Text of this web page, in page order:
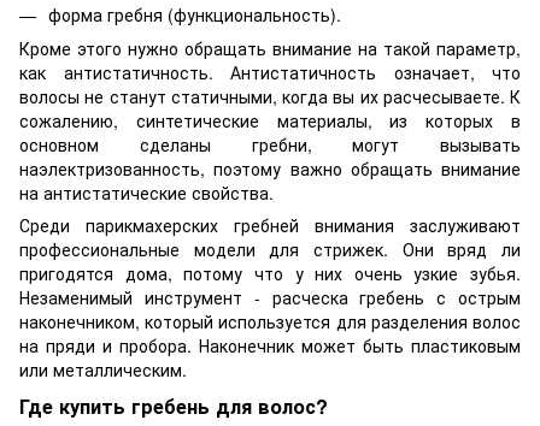
форма гребня (функциональность).
Кроме этого нужно обращать внимание на такой параметр,
как антистатичность. Антистатичность означает, что
волосы не станут статичными, когда вы их расчесываете. К
сожалению, синтетические материалы, из которых в
основном сделаны гребни, могут вызывать
наэлектризованность, поэтому важно обращать внимание
на антистатические свойства.
Среди парикмахерских гребней внимания заслуживают
профессиональные модели для стрижек. Они вряд ли
пригодятся дома, потому что у них очень узкие зубья.
Незаменимый инструмент - расческа гребень с острым
наконечником, который используется для разделения волос
на пряди и пробора. Наконечник может быть пластиковым
или металлическим.
Где купить гребень для волос?